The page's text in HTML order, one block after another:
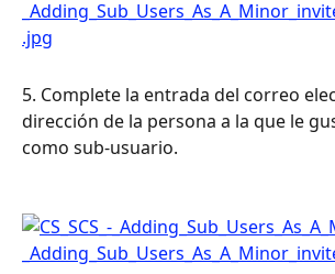
5. Complete la entrada del correo
dirección de la persona a la que le
como sub-usuario.